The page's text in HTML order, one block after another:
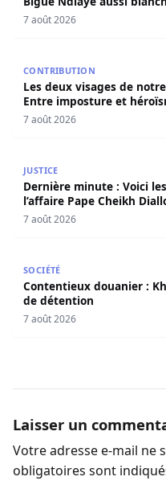
7 août 2026
CONTRIBUTION
Les deux visages de
Entre imposture et
Seydi)
7 août 2026
JUSTICE
Dernière minute : Voici
l’affaire Pape Cheikh
7 août 2026
SOCIÉTÉ
Contentieux douanier :
de détention
7 août 2026
Laisser un
Votre adresse e-mail ne
obligatoires sont